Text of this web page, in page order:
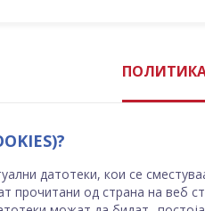
ПОЛИТИКА
датотеки, кои се
прочитани од страна на веб